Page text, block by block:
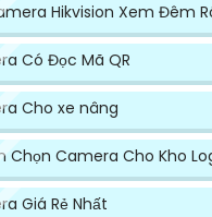
Hikvision Xem Đêm
Có Đọc Mã QR
Cho xe nâng
Chọn Camera Cho Kho
Giá Rẻ Nhất